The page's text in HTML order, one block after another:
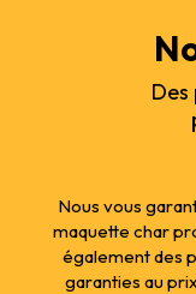
Nous vous
maquette char
également des
garanties au